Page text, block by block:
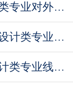
浙江工业大学2014年设计学类专业对外语成绩要
北京服装学院2024年美术与设计类专业线上初试
北京服装学院2024美术与设计类专业线上初试操